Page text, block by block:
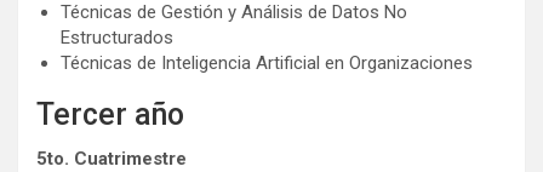
Técnicas de Gestión y Análisis de Datos No
Estructurados
Técnicas de Inteligencia Artificial en Organizaciones
Tercer año
5to. Cuatrimestre